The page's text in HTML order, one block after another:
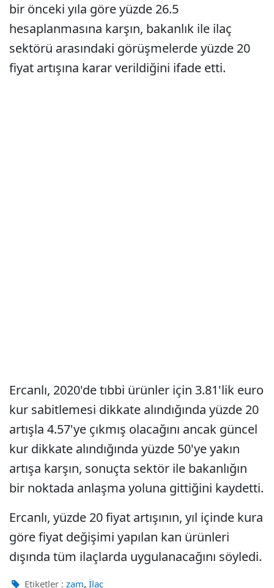
bir önceki yıla göre yüzde 26.5
hesaplanmasına karşın, bakanlık ile ilaç
sektörü arasındaki görüşmelerde yüzde 20
fiyat artışına karar verildiğini ifade etti.
Ercanlı, 2020'de tıbbi ürünler için 3.81'lik euro
kur sabitlemesi dikkate alındığında yüzde 20
artışla 4.57'ye çıkmış olacağını ancak güncel
kur dikkate alındığında yüzde 50'ye yakın
artışa karşın, sonuçta sektör ile bakanlığın
bir noktada anlaşma yoluna gittiğini kaydetti.
Ercanlı, yüzde 20 fiyat artışının, yıl içinde kura
göre fiyat değişimi yapılan kan ürünleri
dışında tüm ilaçlarda uygulanacağını söyledi.
Etiketler : zam, İlaç